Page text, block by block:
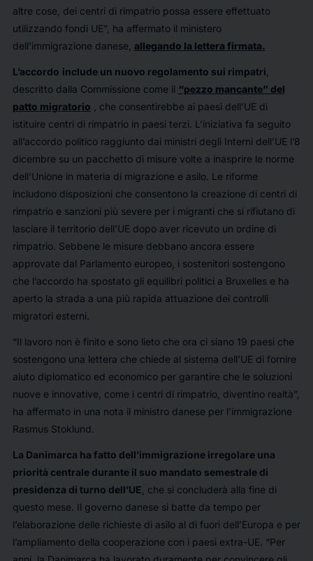
altre cose, dei centri di rimpatrio possa essere effettuato
utilizzando fondi UE”, ha affermato il ministero
dell’immigrazione danese, allegando la lettera firmata.
L’accordo include un nuovo regolamento sui rimpatri
descritto dalla Commissione come il “pezzo mancante” del
patto migratorio , che consentirebbe ai paesi dell’UE di
istituire centri di rimpatrio in paesi terzi. L’iniziativa fa seguito
all’accordo politico raggiunto dai ministri degli Interni dell’UE l’8
dicembre su un pacchetto di misure volte a inasprire le norme
dell’Unione in materia di migrazione e asilo. Le riforme
includono disposizioni che consentono la creazione di centri di
rimpatrio e sanzioni più severe per i migranti che si rifiutano di
lasciare il territorio dell’UE dopo aver ricevuto un ordine di
rimpatrio. Sebbene le misure debbano ancora essere
approvate dal Parlamento europeo, i sostenitori sostengono
che l’accordo ha spostato gli equilibri politici a Bruxelles e ha
aperto la strada a una più rapida attuazione dei controlli
migratori esterni.
“Il lavoro non è finito e sono lieto che ora ci siano 19 paesi che
sostengono una lettera che chiede al sistema dell’UE di fornire
aiuto diplomatico ed economico per garantire che le soluzioni
nuove e innovative, come i centri di rimpatrio, diventino realtà”,
ha affermato in una nota il ministro danese per l’immigrazione
Rasmus Stoklund.
La Danimarca ha fatto dell’immigrazione irregolare una
priorità centrale durante il suo mandato semestrale di
presidenza di turno dell’UE , che si concluderà alla fine di
questo mese. Il governo danese si batte da tempo per
l’elaborazione delle richieste di asilo al di fuori dell’Europa e per
l’ampliamento della cooperazione con i paesi extra-UE. “Per